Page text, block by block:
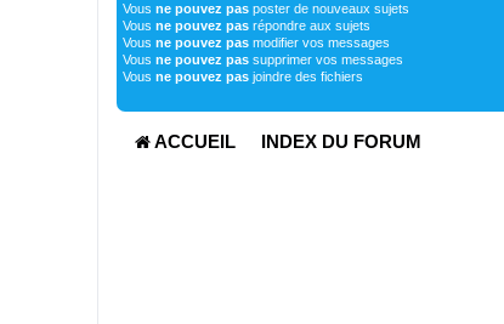
Vous ne pouvez pas poster de nouveaux sujets
Vous ne pouvez pas répondre aux sujets
Vous ne pouvez pas modifier vos messages
Vous ne pouvez pas supprimer vos messages
Vous ne pouvez pas joindre des fichiers
ACCUEIL INDEX DU FORUM